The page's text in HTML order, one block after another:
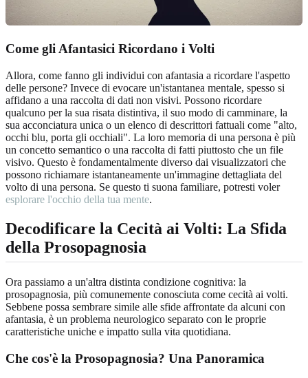
Come gli Afantasici Ricordano i Volti
Allora, come fanno gli individui con afantasia a ricordare l'aspetto
delle persone? Invece di evocare un'istantanea mentale, spesso si
affidano a una raccolta di dati non visivi. Possono ricordare
qualcuno per la sua risata distintiva, il suo modo di camminare, la
sua acconciatura unica o un elenco di descrittori fattuali come "alto,
occhi blu, porta gli occhiali". La loro memoria di una persona è più
un concetto semantico o una raccolta di fatti piuttosto che un file
visivo. Questo è fondamentalmente diverso dai visualizzatori che
possono richiamare istantaneamente un'immagine dettagliata del
volto di una persona. Se questo ti suona familiare, potresti voler
esplorare l'occhio della tua mente.
Decodificare la Cecità ai Volti: La Sfida
della Prosopagnosia
Ora passiamo a un'altra distinta condizione cognitiva: la
prosopagnosia, più comunemente conosciuta come cecità ai volti.
Sebbene possa sembrare simile alle sfide affrontate da alcuni con
afantasia, è un problema neurologico separato con le proprie
caratteristiche uniche e impatto sulla vita quotidiana.
Che cos'è la Prosopagnosia? Una Panoramica